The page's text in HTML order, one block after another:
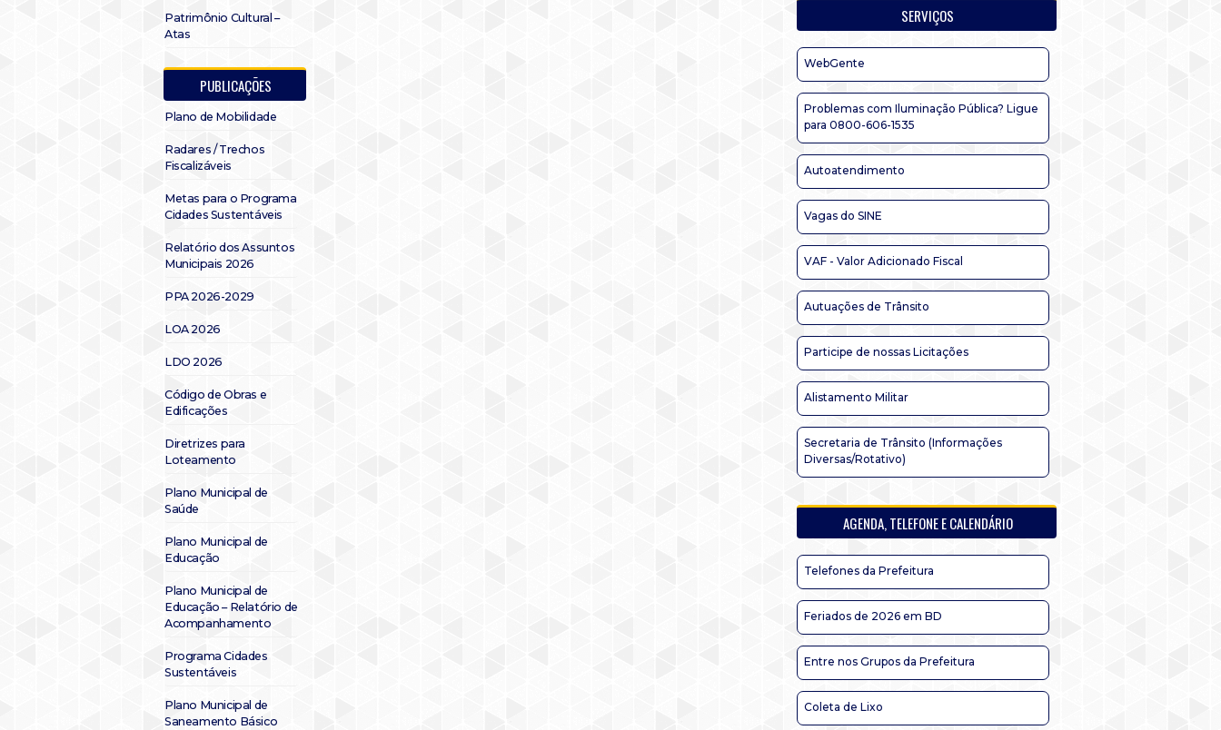
Patrimônio Cultural –
Atas
PUBLICAÇÕES
Plano de Mobilidade
Radares / Trechos
Fiscalizáveis
Metas para o Programa
Cidades Sustentáveis
Relatório dos Assuntos
Municipais 2026
PPA 2026-2029
LOA 2026
LDO 2026
Código de Obras e
Edificações
Diretrizes para
Loteamento
Plano Municipal de
Saúde
Plano Municipal de
Educação
Plano Municipal de
Educação – Relatório de
Acompanhamento
Programa Cidades
Sustentáveis
Plano Municipal de
Saneamento Básico
SERVIÇOS
WebGente
Problemas com Iluminação Pública? Ligue
para 0800-606-1535
Autoatendimento
Vagas do SINE
VAF - Valor Adicionado Fiscal
Autuações de Trânsito
Participe de nossas Licitações
Alistamento Militar
Secretaria de Trânsito (Informações
Diversas/Rotativo)
AGENDA, TELEFONE E CALENDÁRIO
Telefones da Prefeitura
Feriados de 2026 em BD
Entre nos Grupos da Prefeitura
Coleta de Lixo